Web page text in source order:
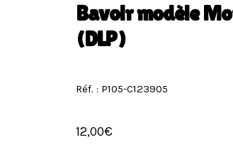
Bavoir modèle
(DLP)
Réf. : P105-C123905
12,00€